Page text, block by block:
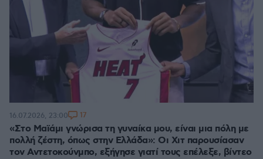
«Στο Μαϊάμι γνώρισα τη γυναίκα μου, είναι μια πόλη με
πολλή ζέστη, όπως στην Ελλάδα»: Οι Χιτ παρουσίασαν
τον Αντετοκούνμπο, εξήγησε γιατί τους επέλεξε, βίντεο
16.07.2026, 23:00 17